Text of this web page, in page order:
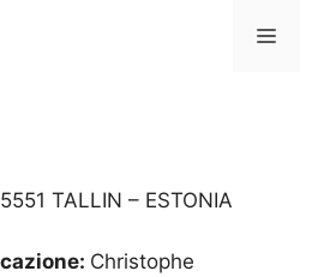
TALLIN – ESTONIA
Christophe